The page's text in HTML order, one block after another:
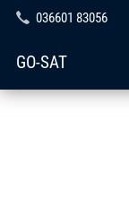
036601 83056
GO-SAT